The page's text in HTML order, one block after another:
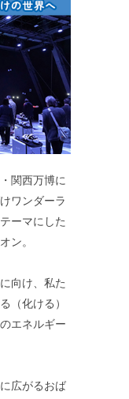
関西万博に
ワンダーラ
ーマにした
ン。
向け、私た
（化ける）
エネルギー
広がるおば